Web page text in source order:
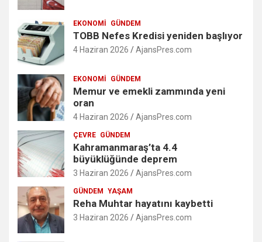
EKONOMI GÜNDEM
TOBB Nefes Kredisi yeniden başlıyor
4 Haziran 2026 AjansPres.com
EKONOMI GÜNDEM
Memur ve emekli zammında yeni
oran
4 Haziran 2026 AjansPres.com
ÇEVRE GÜNDEM
Kahramanmaraş’ta 4.4
büyüklüğünde deprem
3 Haziran 2026 AjansPres.com
GÜNDEM YAŞAM
Reha Muhtar hayatını kaybetti
3 Haziran 2026 AjansPres.com